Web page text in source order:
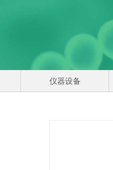
仪器设备